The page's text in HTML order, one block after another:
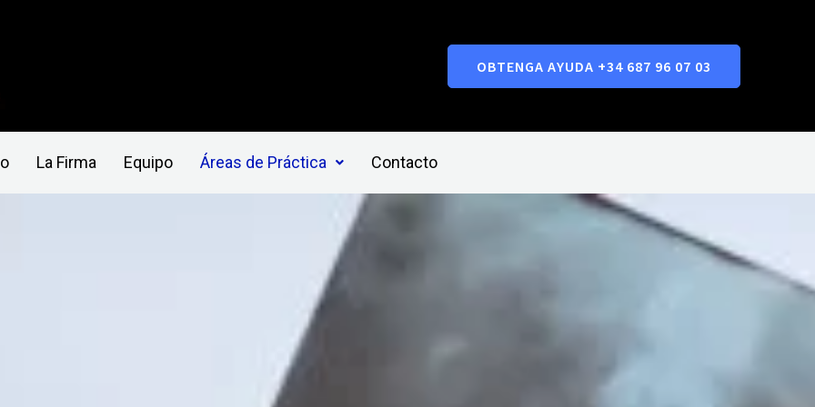
OBTENGA AYUDA +34 687 96 07 03
La Firma Equipo Áreas de Práctica Contacto